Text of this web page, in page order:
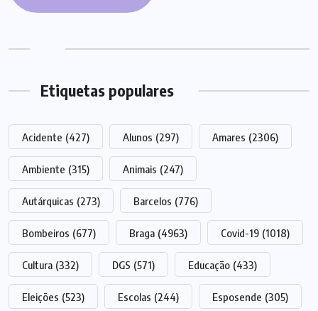
Etiquetas populares
Acidente (427) Alunos (297) Amares (2306)
Ambiente (315) Animais (247)
Autárquicas (273) Barcelos (776)
Bombeiros (677) Braga (4963) Covid-19 (1018)
Cultura (332) DGS (571) Educação (433)
Eleições (523) Escolas (244) Esposende (305)